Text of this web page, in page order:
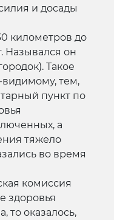
и досады
километров до
Назывался он
Такое
видимому, тем,
пункт по
а
тяжело
во время
комиссия
здоровья
то оказалось,